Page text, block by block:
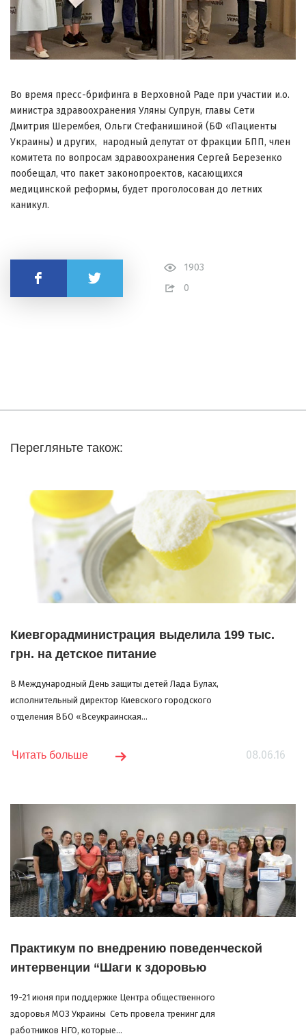
Во время пресс-брифинга в Верховной Раде при участии и.о.
министра здравоохранения Уляны Супрун, главы Сети
Дмитрия Шерембея, Ольги Стефанишиной (БФ «Пациенты
Украины) и других, народный депутат от фракции БПП, член
комитета по вопросам здравоохранения Сергей Березенко
пообещал, что пакет законопроектов, касающихся
медицинской реформы, будет проголосован до летних
каникул.
1903
0
Поделиться
Перегляньте також:
Киевгорадминистрация выделила 199 тыс.
грн. на детское питание
В Международный День защиты детей Лада Булах,
исполнительный директор Киевского городского
отделения ВБО «Всеукраинская...
08.06.16
Читать больше
Практикум по внедрению поведенческой
интервенции “Шаги к здоровью
19-21 июня при поддержке Центра общественного
здоровья МОЗ Украины Сеть провела тренинг для
работников НГО, которые...